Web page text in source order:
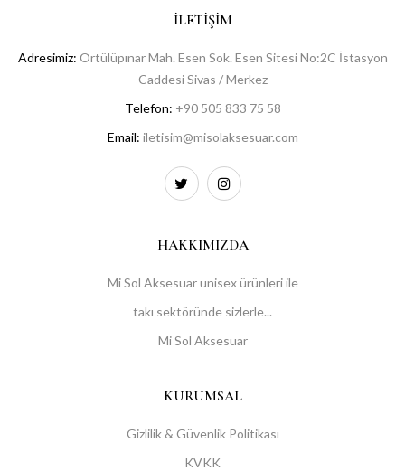
İLETIŞIM
Adresimiz: Örtülüpınar Mah. Esen Sok. Esen Sitesi No:2C İstasyon
Caddesi Sivas / Merkez
Telefon: +90 505 833 75 58
Email: iletisim@misolaksesuar.com
HAKKIMIZDA
Mi Sol Aksesuar unisex ürünleri ile
takı sektöründe sizlerle...
Mi Sol Aksesuar
KURUMSAL
Gizlilik & Güvenlik Politikası
KVKK